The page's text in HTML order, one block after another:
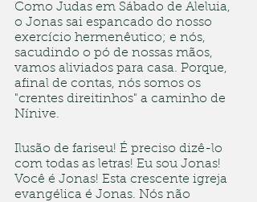
Como Judas em Sábado de Aleluia,
o Jonas sai espancado do nosso
exercício hermenêutico; e nós,
sacudindo o pó de nossas mãos,
vamos aliviados para casa. Porque,
afinal de contas, nós somos os
"crentes direitinhos" a caminho de
Nínive.
Ilusão de fariseu! É preciso dizê-lo
com todas as letras! Eu sou Jonas!
Você é Jonas! Esta crescente igreja
evangélica é Jonas. Nós não